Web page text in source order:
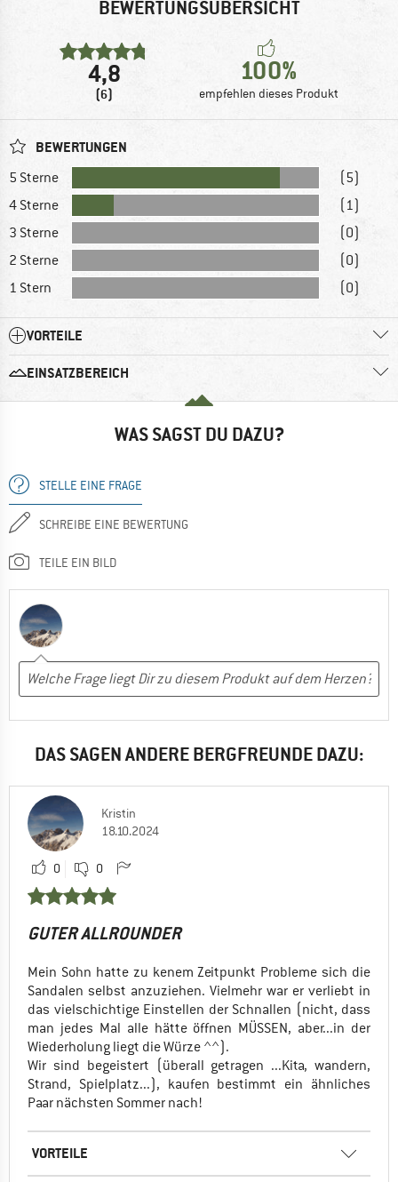
BEWERTUNGSÜBERSICHT
4,8
(6)
100%
empfehlen dieses Produkt
BEWERTUNGEN
5 Sterne
(5)
4 Sterne
(1)
3 Sterne
(0)
2 Sterne
(0)
1 Stern
(0)
VORTEILE
EINSATZBEREICH
WAS SAGST DU DAZU?
STELLE EINE FRAGE
SCHREIBE EINE BEWERTUNG
TEILE EIN BILD
DAS SAGEN ANDERE BERGFREUNDE DAZU:
Kristin
18.10.2024
0 0
GUTER ALLROUNDER
Mein Sohn hatte zu kenem Zeitpunkt Probleme sich die
Sandalen selbst anzuziehen. Vielmehr war er verliebt in
das vielschichtige Einstellen der Schnallen (nicht, dass
man jedes Mal alle hätte öffnen MÜSSEN, aber...in der
Wiederholung liegt die Würze ^^).
Wir sind begeistert (überall getragen ...Kita, wandern,
Strand, Spielplatz...), kaufen bestimmt ein ähnliches
Paar nächsten Sommer nach!
VORTEILE